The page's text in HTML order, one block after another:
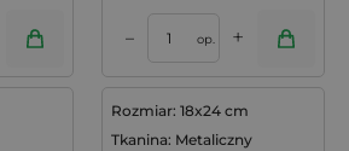
– op. +
Rozmiar: 18x24 cm
Tkanina: Metaliczny